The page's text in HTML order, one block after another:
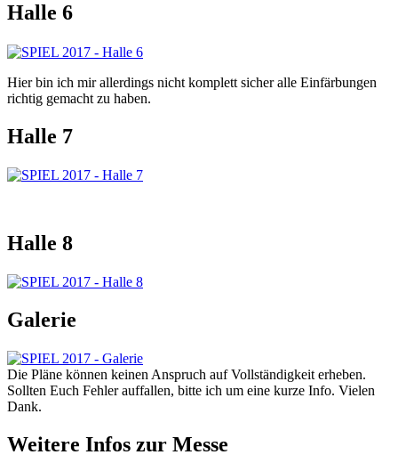
Halle 6
Hier bin ich mir allerdings nicht komplett sicher alle Einfärbungen
richtig gemacht zu haben.
Halle 7
Halle 8
Galerie
Die Pläne können keinen Anspruch auf Vollständigkeit erheben.
Sollten Euch Fehler auffallen, bitte ich um eine kurze Info. Vielen
Dank.
Weitere Infos zur Messe